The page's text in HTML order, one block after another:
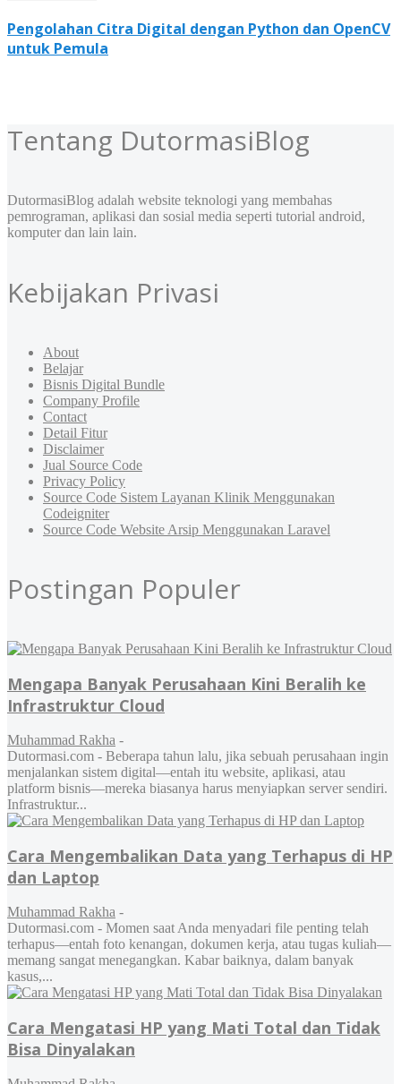
Pengolahan Citra Digital dengan Python dan OpenCV
untuk Pemula
Tentang DutormasiBlog
DutormasiBlog adalah website teknologi yang membahas
pemrograman, aplikasi dan sosial media seperti tutorial android,
komputer dan lain lain.
Kebijakan Privasi
About
Belajar
Bisnis Digital Bundle
Company Profile
Contact
Detail Fitur
Disclaimer
Jual Source Code
Privacy Policy
Source Code Sistem Layanan Klinik Menggunakan
Codeigniter
Source Code Website Arsip Menggunakan Laravel
Postingan Populer
Mengapa Banyak Perusahaan Kini Beralih ke
Infrastruktur Cloud
Muhammad Rakha -
Dutormasi.com - Beberapa tahun lalu, jika sebuah perusahaan ingin
menjalankan sistem digital—entah itu website, aplikasi, atau
platform bisnis—mereka biasanya harus menyiapkan server sendiri.
Infrastruktur...
Cara Mengembalikan Data yang Terhapus di HP
dan Laptop
Muhammad Rakha -
Dutormasi.com - Momen saat Anda menyadari file penting telah
terhapus—entah foto kenangan, dokumen kerja, atau tugas kuliah—
memang sangat menegangkan. Kabar baiknya, dalam banyak
kasus,...
Cara Mengatasi HP yang Mati Total dan Tidak
Bisa Dinyalakan